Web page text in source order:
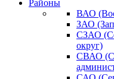
Районы
ВАО
ЗАО
СЗАО
округ)
СВАО